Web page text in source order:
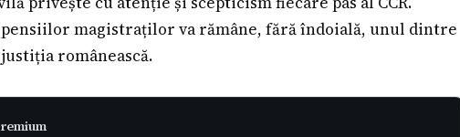
magistraților va rămâne, fără îndoială, unul dintre
românească.